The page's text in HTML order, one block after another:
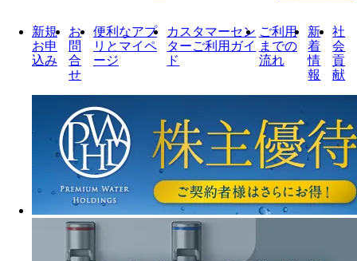
新規
お申
込み
お
問
合
せ
便利なアプ
リとマイペ
ージ
カスタマーセン
ターご利用ガイ
ド
ご利用
までの
流れ
新
着
情
報
社
会
貢
献